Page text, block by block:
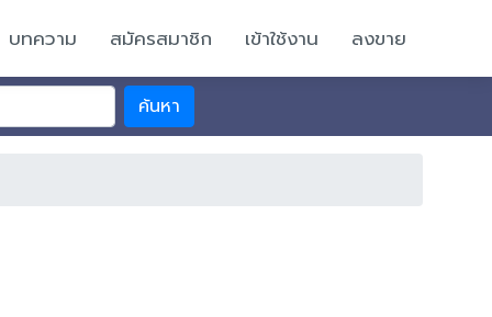
บทความ สมัครสมาชิก เข้าใช้งาน ลงขาย
ค้นหา